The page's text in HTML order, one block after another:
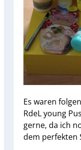
Es waren
RdeL young
gerne, da ich
dem perfekten